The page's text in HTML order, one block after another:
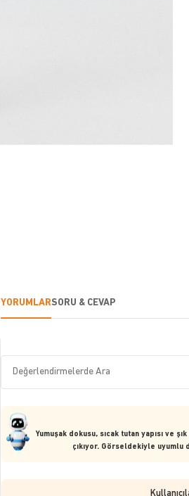
YORUMLARSORU & CEVAP
Yumuşak dokusu, sıcak tutan yapısı ve
çıkıyor. Görseldekiyle uyumlu